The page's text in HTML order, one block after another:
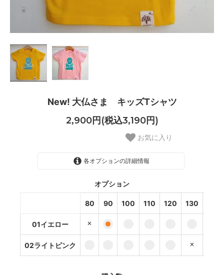
New! 大仏さま キッズTシャツ
2,900円(税込3,190円)
お気に入り
各オプションの詳細情報
01イエロー
SOLD OUT
オプション
80 90 100 110 120 130
01イエロー
02ライトピンク